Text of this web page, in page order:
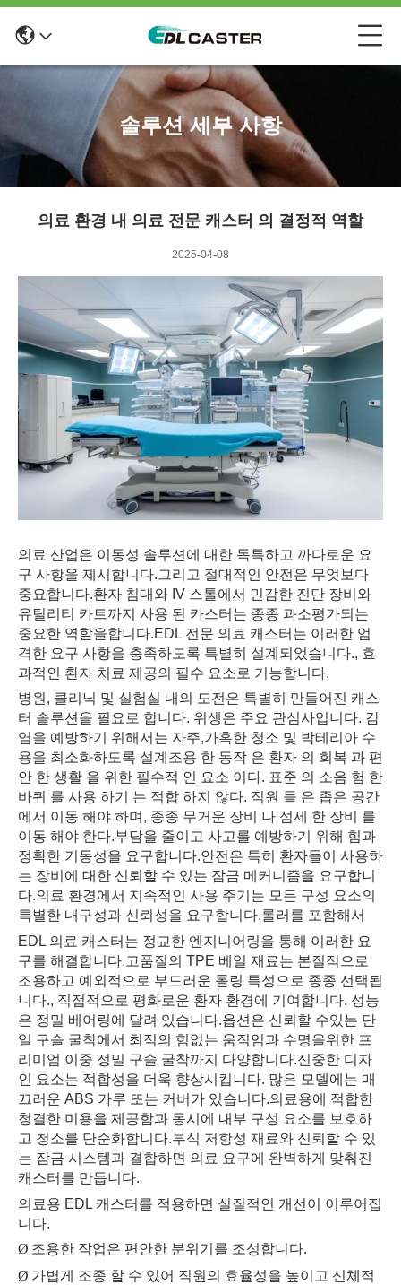
솔루션 세부 사항
의료 환경 내 의료 전문 캐스터 의 결정적 역할
2025-04-08
의료 산업은 이동성 솔루션에 대한 독특하고 까다로운 요
구 사항을 제시합니다.그리고 절대적인 안전은 무엇보다
중요합니다.환자 침대와 IV 스톨에서 민감한 진단 장비와
유틸리티 카트까지 사용 된 카스터는 종종 과소평가되는
중요한 역할을합니다.EDL 전문 의료 캐스터는 이러한 엄
격한 요구 사항을 충족하도록 특별히 설계되었습니다., 효
과적인 환자 치료 제공의 필수 요소로 기능합니다.
병원, 클리닉 및 실험실 내의 도전은 특별히 만들어진 캐스
터 솔루션을 필요로 합니다. 위생은 주요 관심사입니다. 감
염을 예방하기 위해서는 자주,가혹한 청소 및 박테리아 수
용을 최소화하도록 설계조용 한 동작 은 환자 의 회복 과 편
안 한 생활 을 위한 필수적 인 요소 이다. 표준 의 소음 험 한
바퀴 를 사용 하기 는 적합 하지 않다. 직원 들 은 좁은 공간
에서 이동 해야 하며, 종종 무거운 장비 나 섬세 한 장비 를
이동 해야 한다.부담을 줄이고 사고를 예방하기 위해 힘과
정확한 기동성을 요구합니다.안전은 특히 환자들이 사용하
는 장비에 대한 신뢰할 수 있는 잠금 메커니즘을 요구합니
다.의료 환경에서 지속적인 사용 주기는 모든 구성 요소의
특별한 내구성과 신뢰성을 요구합니다.롤러를 포함해서
EDL 의료 캐스터는 정교한 엔지니어링을 통해 이러한 요
구를 해결합니다.고품질의 TPE 베일 재료는 본질적으로
조용하고 예외적으로 부드러운 롤링 특성으로 종종 선택됩
니다., 직접적으로 평화로운 환자 환경에 기여합니다. 성능
은 정밀 베어링에 달려 있습니다.옵션은 신뢰할 수있는 단
일 구슬 굴착에서 최적의 힘없는 움직임과 수명을위한 프
리미엄 이중 정밀 구슬 굴착까지 다양합니다.신중한 디자
인 요소는 적합성을 더욱 향상시킵니다. 많은 모델에는 매
끄러운 ABS 가루 또는 커버가 있습니다.의료용에 적합한
청결한 미용을 제공함과 동시에 내부 구성 요소를 보호하
고 청소를 단순화합니다.부식 저항성 재료와 신뢰할 수 있
는 잠금 시스템과 결합하면 의료 요구에 완벽하게 맞춰진
캐스터를 만듭니다.
의료용 EDL 캐스터를 적용하면 실질적인 개선이 이루어집
니다.
Ø 조용한 작업은 편안한 분위기를 조성합니다.
Ø 가볍게 조종 할 수 있어 직원의 효율성을 높이고 신체적